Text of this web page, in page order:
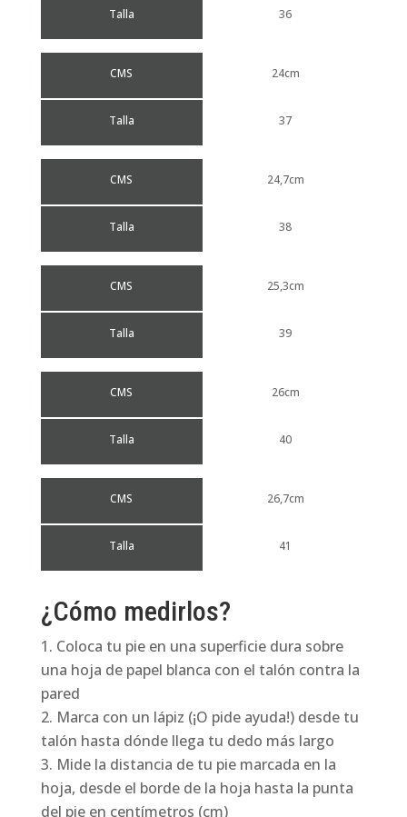
Talla 36
CMS
Talla
24cm
37
CMS
Talla
24,7cm
38
CMS
Talla
25,3cm
39
CMS
Talla
26cm
40
CMS
Talla
26,7cm
41
¿Cómo medirlos?
Coloca tu pie en una superficie dura sobre
una hoja de papel blanca con el talón contra la
pared
Marca con un lápiz (¡O pide ayuda!) desde tu
talón hasta dónde llega tu dedo más largo
Mide la distancia de tu pie marcada en la
hoja, desde el borde de la hoja hasta la punta
del pie en centímetros (cm)